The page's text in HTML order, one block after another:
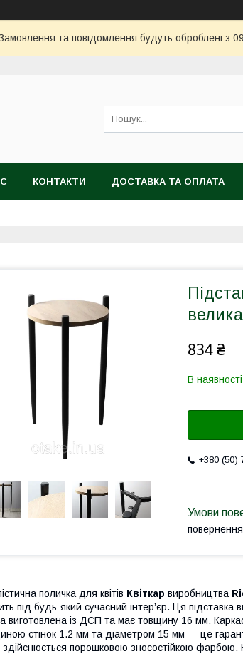
та повідомлення будуть оброблені з
КОНТАКТИ ДОСТАВКА ТА ОПЛАТА
велика
834 ₴
В наявності
+380 (50)
поличка для квітів Квіткар виробництва
під будь-який сучасний інтер’єр. Ця підставка
виготовлена із ДСП та має товщину 16 мм.
стінок 1.2 мм та діаметром 15 мм — це
порошковою зносостійкою фарбою.